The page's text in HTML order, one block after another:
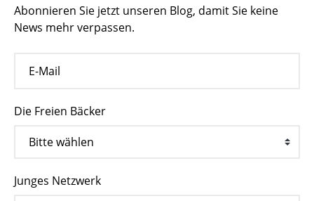
Abonnieren Sie jetzt unseren Blog, damit Sie keine
News mehr verpassen.
Die Freien Bäcker
Junges Netzwerk